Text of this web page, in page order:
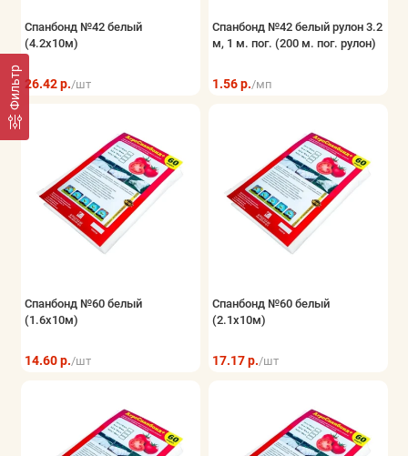
Фильтр
Спанбонд №42 белый
(4.2x10м)
26.42 р./шт
Спанбонд №42 белый рулон 3.2
м, 1 м. пог. (200 м. пог. рулон)
1.56 р./мп
Спанбонд №60 белый
(1.6x10м)
14.60 р./шт
Спанбонд №60 белый
(2.1x10м)
17.17 р./шт